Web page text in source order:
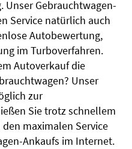
Unser Gebrauchtwagen-
Service natürlich auch
Autobewertung,
im Turboverfahren.
Autoverkauf die
Unser
zur
Sie trotz schnellem
maximalen Service
Ankaufs im Internet.